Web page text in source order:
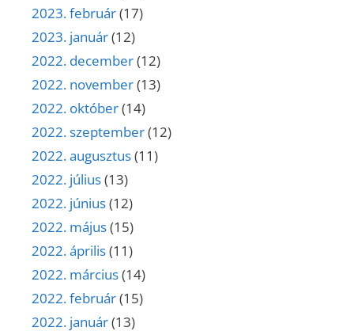
2023. február(17)
2023. január(12)
2022. december(12)
2022. november(13)
2022. október(14)
2022. szeptember(12)
2022. augusztus(11)
2022. július(13)
2022. június(12)
2022. május(15)
2022. április(11)
2022. március(14)
2022. február(15)
2022. január(13)